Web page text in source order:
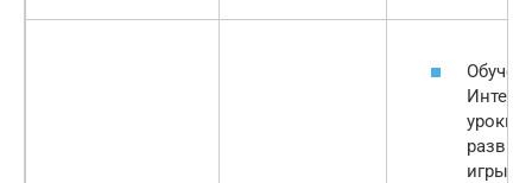
уроки,
игры.